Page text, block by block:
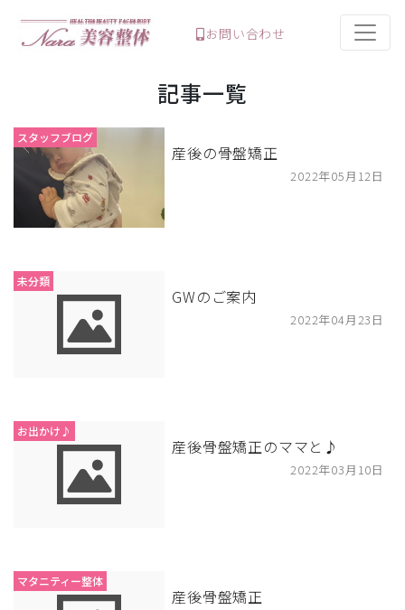
お問い合わせ
記事一覧
スタッフブログ
産後の骨盤矯正
2022年05月12日
未分類
GWのご案内
2022年04月23日
お出かけ♪
産後骨盤矯正のママと♪
2022年03月10日
マタニティー整体
産後骨盤矯正